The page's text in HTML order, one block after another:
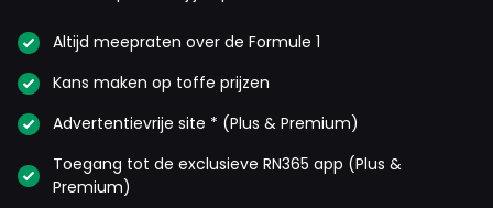
Altijd meepraten over de Formule 1
Kans maken op toffe prijzen
Advertentievrije site * (Plus & Premium)
Toegang tot de exclusieve RN365 app (Plus &
Premium)